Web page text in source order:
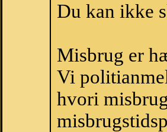
Du kan ikke
Misbrug er
Vi
hvori